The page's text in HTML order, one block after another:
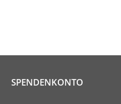
SPENDENKONTO